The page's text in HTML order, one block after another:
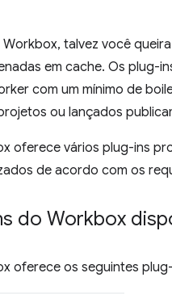
talvez você
em cache. Os plug-
com um mínimo de
ou lançados
oferece vários plug-ins
de acordo com os
do Workbox
oferece os seguintes